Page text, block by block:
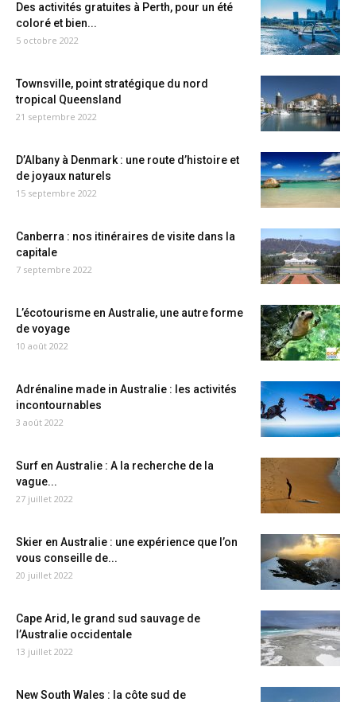
Des activités gratuites à Perth, pour un été
coloré et bien...
5 octobre 2022
Townsville, point stratégique du nord
tropical Queensland
21 septembre 2022
D’Albany à Denmark : une route d’histoire et
de joyaux naturels
15 septembre 2022
Canberra : nos itinéraires de visite dans la
capitale
7 septembre 2022
L’écotourisme en Australie, une autre forme
de voyage
10 août 2022
Adrénaline made in Australie : les activités
incontournables
3 août 2022
Surf en Australie : A la recherche de la
vague...
27 juillet 2022
Skier en Australie : une expérience que l’on
vous conseille de...
20 juillet 2022
Cape Arid, le grand sud sauvage de
l’Australie occidentale
13 juillet 2022
New South Wales : la côte sud de